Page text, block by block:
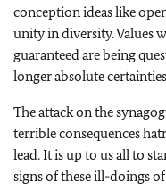
conception ideas like
unity in diversity. Values
guaranteed are being
longer absolute
The attack on the
terrible consequences
lead. It is up to us all to
signs of these ill-doings